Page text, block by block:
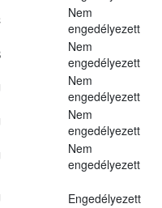
Nem
engedélyezett
Nem
engedélyezett
Nem
engedélyezett
Nem
engedélyezett
Nem
engedélyezett
Engedélyezett